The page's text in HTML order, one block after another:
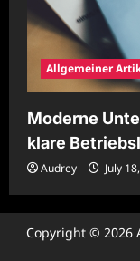
Allgemeiner
Moderne
klare
Audrey July
Copyright © 2026